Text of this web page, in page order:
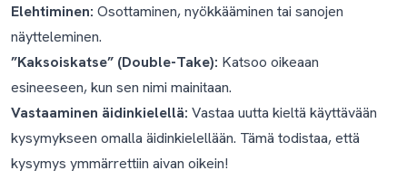
Elehtiminen: Osottaminen, nyökkääminen tai sanojen
näytteleminen.
”Kaksoiskatse” (Double-Take): Katsoo oikeaan
esineeseen, kun sen nimi mainitaan.
Vastaaminen äidinkielellä: Vastaa uutta kieltä käyttävään
kysymykseen omalla äidinkielellään. Tämä todistaa, että
kysymys ymmärrettiin aivan oikein!